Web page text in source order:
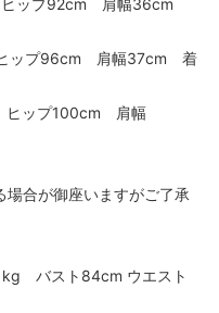
ップ96cm 肩幅37cm 着
ップ100cm 肩幅
合が御座いますがご了承
バスト84cm ウエスト